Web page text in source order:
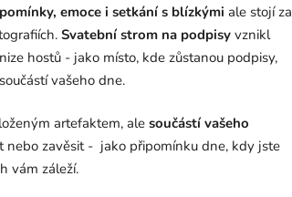
emoce i setkání s blízkými ale stojí za
Svatební strom na podpisy vznikl
hostů - jako místo, kde zůstanou podpisy,
vašeho dne.
artefaktem, ale součástí vašeho
nebo zavěsit - jako připomínku dne, kdy jste
vám záleží.